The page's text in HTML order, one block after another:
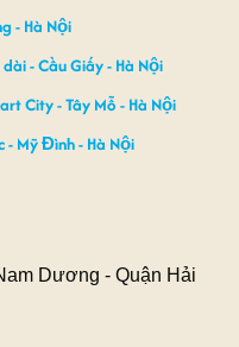
- Hà Nội
- Cầu Giấy - Hà Nội
City - Tây Mỗ - Hà Nội
Mỹ Đình - Hà Nội
Dương - Quận Hải